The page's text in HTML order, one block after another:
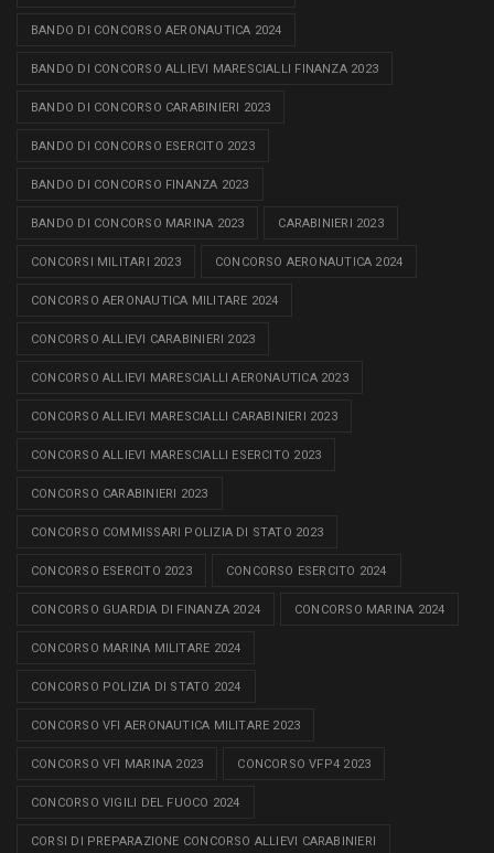
BANDO DI CONCORSO AERONAUTICA 2024
BANDO DI CONCORSO ALLIEVI MARESCIALLI FINANZA 2023
BANDO DI CONCORSO CARABINIERI 2023
BANDO DI CONCORSO ESERCITO 2023
BANDO DI CONCORSO FINANZA 2023
BANDO DI CONCORSO MARINA 2023 CARABINIERI 2023
CONCORSI MILITARI 2023 CONCORSO AERONAUTICA 2024
CONCORSO AERONAUTICA MILITARE 2024
CONCORSO ALLIEVI CARABINIERI 2023
CONCORSO ALLIEVI MARESCIALLI AERONAUTICA 2023
CONCORSO ALLIEVI MARESCIALLI CARABINIERI 2023
CONCORSO ALLIEVI MARESCIALLI ESERCITO 2023
CONCORSO CARABINIERI 2023
CONCORSO COMMISSARI POLIZIA DI STATO 2023
CONCORSO ESERCITO 2023 CONCORSO ESERCITO 2024
CONCORSO GUARDIA DI FINANZA 2024 CONCORSO MARINA 2024
CONCORSO MARINA MILITARE 2024
CONCORSO POLIZIA DI STATO 2024
CONCORSO VFI AERONAUTICA MILITARE 2023
CONCORSO VFI MARINA 2023 CONCORSO VFP4 2023
CONCORSO VIGILI DEL FUOCO 2024
CORSI DI PREPARAZIONE CONCORSO ALLIEVI CARABINIERI